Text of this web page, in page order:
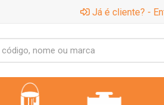
Já é cliente? -